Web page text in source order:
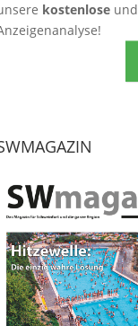
kostenloseund